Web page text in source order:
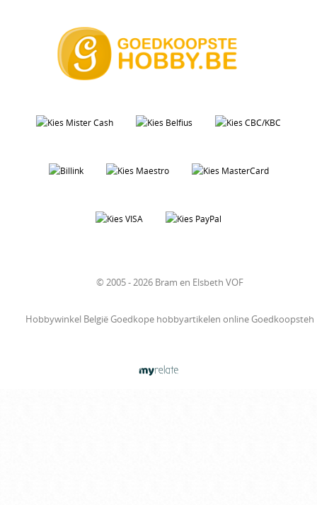
© 2005 - 2026 Bram en Elsbeth VOF
Hobbywinkel België Goedkope hobbyartikelen online Goedkoopsteh